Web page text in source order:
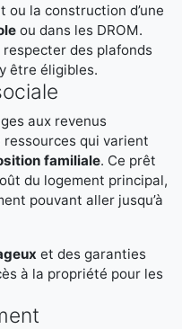
ou la construction d’une
ou dans les DROM.
des plafonds
être éligibles.
aux revenus
ressources qui varient
familiale. Ce prêt
du logement principal,
pouvant aller jusqu’à
et des garanties
à la propriété pour les